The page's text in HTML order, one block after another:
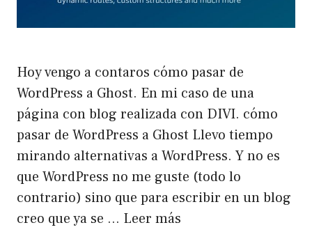
Hoy vengo a contaros cómo pasar de
WordPress a Ghost. En mi caso de una
página con blog realizada con DIVI. cómo
pasar de WordPress a Ghost Llevo tiempo
mirando alternativas a WordPress. Y no es
que WordPress no me guste (todo lo
contrario) sino que para escribir en un blog
creo que ya se … Leer más